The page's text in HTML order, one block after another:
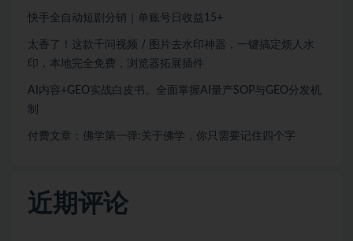
快手全自动短剧分销｜单账号日收益15+
太香了！这款千问视频 / 图片去水印神器，一键搞定烦人水
印，本地完全免费，浏览器拓展插件
AI内容+GEO实战白皮书。全面掌握AI量产SOP与GEO分发机
制
付费文章：佛学第一弹:关于佛学，你只需要记住四个字
近期评论